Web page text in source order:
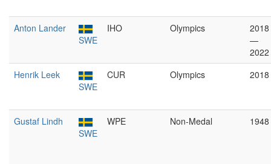
Anton Lander
SWE
IHO Olympics
2018
—
2022
Henrik Leek
SWE
CUR Olympics 2018
Gustaf Lindh
SWE
WPE Non-Medal 1948